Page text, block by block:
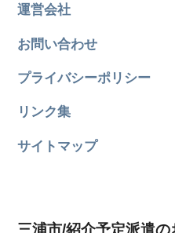
運営会社
お問い合わせ
プライバシーポリシー
リンク集
サイトマップ
三浦市/紹介予定派遣